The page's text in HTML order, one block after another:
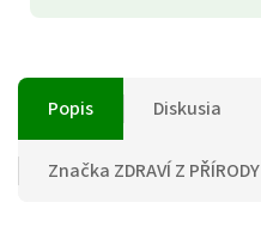
Popis Diskusia
Značka ZDRAVÍ Z PŘÍRODY